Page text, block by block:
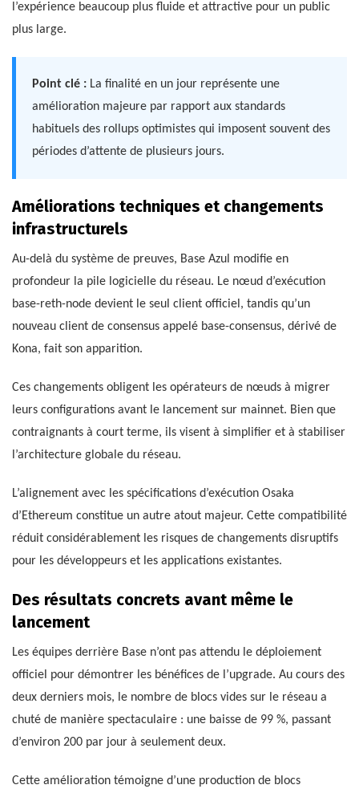
l’expérience beaucoup plus fluide et attractive pour un public
plus large.
Point clé : La finalité en un jour représente une
amélioration majeure par rapport aux standards
habituels des rollups optimistes qui imposent souvent des
périodes d’attente de plusieurs jours.
Améliorations techniques et changements
infrastructurels
Au-delà du système de preuves, Base Azul modifie en
profondeur la pile logicielle du réseau. Le nœud d’exécution
base-reth-node devient le seul client officiel, tandis qu’un
nouveau client de consensus appelé base-consensus, dérivé de
Kona, fait son apparition.
Ces changements obligent les opérateurs de nœuds à migrer
leurs configurations avant le lancement sur mainnet. Bien que
contraignants à court terme, ils visent à simplifier et à stabiliser
l’architecture globale du réseau.
L’alignement avec les spécifications d’exécution Osaka
d’Ethereum constitue un autre atout majeur. Cette compatibilité
réduit considérablement les risques de changements disruptifs
pour les développeurs et les applications existantes.
Des résultats concrets avant même le
lancement
Les équipes derrière Base n’ont pas attendu le déploiement
officiel pour démontrer les bénéfices de l’upgrade. Au cours des
deux derniers mois, le nombre de blocs vides sur le réseau a
chuté de manière spectaculaire : une baisse de 99 %, passant
d’environ 200 par jour à seulement deux.
Cette amélioration témoigne d’une production de blocs